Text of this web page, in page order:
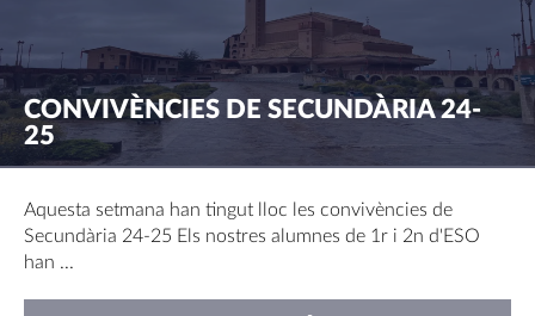
CONVIVÈNCIES DE SECUNDÀRIA 24-
25
Aquesta setmana han tingut lloc les convivències de
Secundària 24-25 Els nostres alumnes de 1r i 2n d'ESO
han ...